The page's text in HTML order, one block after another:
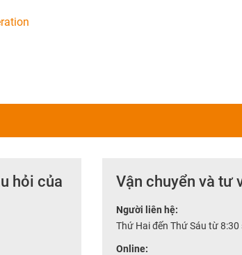
hỏi của
Vận chuyển và tư
Người liên hệ:
Thứ Hai đến Thứ Sáu từ 8:30
Online: